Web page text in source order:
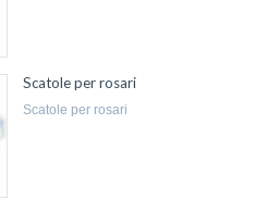
Scatole per rosari
scatole per rosari